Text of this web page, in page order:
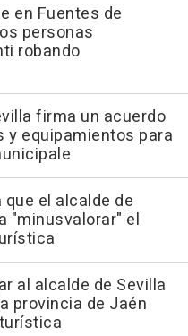
en Fuentes de
personas
robando
firma un acuerdo
y equipamientos para
el alcalde de
"minusvalorar" el
al alcalde de Sevilla
provincia de Jaén